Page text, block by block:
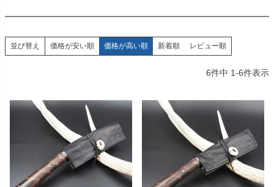
並び替え 価格が安い順 価格が高い順 新着順 レビュー順
6件中 1-6件表示